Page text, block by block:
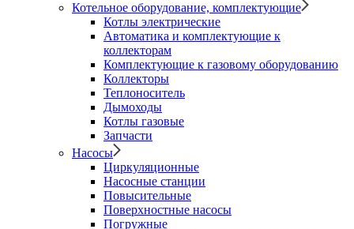
Котельное оборудование, комплектующие
Котлы электрические
Автоматика и комплектующие к
коллекторам
Комплектующие к газовому оборудованию
Коллекторы
Теплоноситель
Дымоходы
Котлы газовые
Запчасти
Насосы
Циркуляционные
Насосные станции
Повысительные
Поверхностные насосы
Погружные